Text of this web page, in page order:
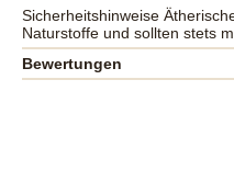
Sicherheitshinweise
Naturstoffe und sollten stets
Bewertungen